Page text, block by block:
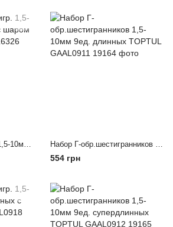
Набор Г-обр.шестигр. 1,5-10мм 9ед. длинных с шаром TOPTUL GAAL0916 Набор Г-обр.шестигранников 1,5-10мм 9ед. длинных TOPTUL GAAL0911
554 грн